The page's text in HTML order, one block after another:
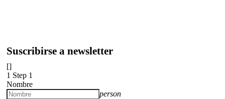
Suscribirse a newsletter
[]
1 Step 1
Nombre
person